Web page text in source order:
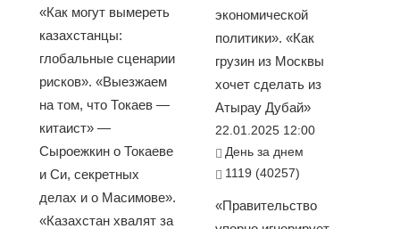
«Как могут вымереть
казахстанцы:
глобальные сценарии
рисков». «Выезжаем
на том, что Токаев —
китаист» —
Сыроежкин о Токаеве
и Си, секретных
делах и о Масимове».
«Казахстан хвалят за
экономической
политики». «Как
грузин из Москвы
хочет сделать из
Атырау Дубай»
22.01.2025 12:00
День за днем
1119 (40257)
«Правительство